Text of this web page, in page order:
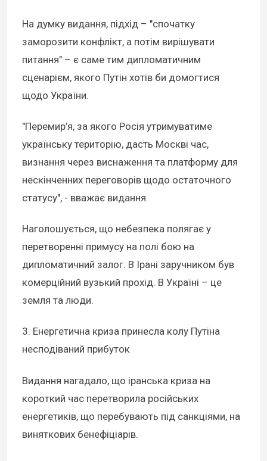
На думку видання, підхід – "спочатку
заморозити конфлікт, а потім вирішувати
питання" – є саме тим дипломатичним
сценарієм, якого Путін хотів би домогтися
щодо України.
"Перемир’я, за якого Росія утримуватиме
українську територію, дасть Москві час,
визнання через виснаження та платформу для
нескінченних переговорів щодо остаточного
статусу", - вважає видання.
Наголошується, що небезпека полягає у
перетворенні примусу на полі бою на
дипломатичний залог. В Ірані заручником був
комерційний вузький прохід. В Україні – це
земля та люди.
3. Енергетична криза принесла колу Путіна
несподіваний прибуток
Видання нагадало, що іранська криза на
короткий час перетворила російських
енергетиків, що перебувають під санкціями, на
виняткових бенефіціарів.